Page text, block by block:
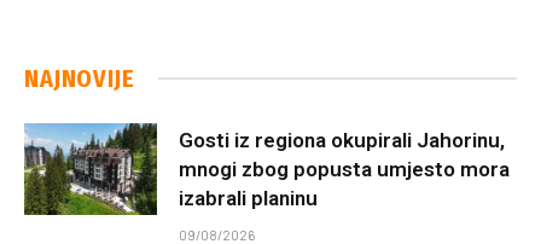
NAJNOVIJE
Gosti iz regiona okupirali Jahorinu,
mnogi zbog popusta umjesto mora
izabrali planinu
09/08/2026